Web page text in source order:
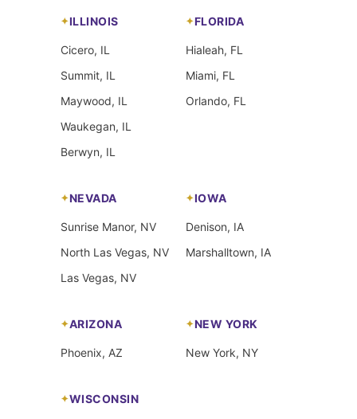
ILLINOIS
Cicero, IL
Summit, IL
Maywood, IL
Waukegan, IL
Berwyn, IL
FLORIDA
Hialeah, FL
Miami, FL
Orlando, FL
NEVADA
Sunrise Manor, NV
North Las Vegas, NV
Las Vegas, NV
IOWA
Denison, IA
Marshalltown, IA
ARIZONA
Phoenix, AZ
NEW YORK
New York, NY
WISCONSIN